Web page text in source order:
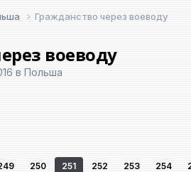
Гражданство через воеводу
воеводу
в Польша
250 251 252 253 254